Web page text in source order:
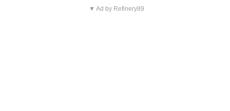
▼ Ad by Refinery89